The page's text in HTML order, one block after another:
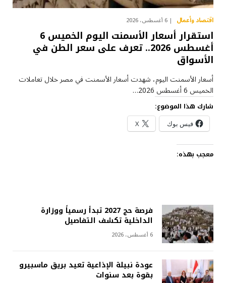
اقتصاد وأعمال 6 أغسطس، 2026
استقرار أسعار الأسمنت اليوم الخميس 6
أغسطس 2026.. تعرف على سعر الطن في
الأسواق
أسعار الأسمنت اليوم، شهدت أسعار الأسمنت في مصر خلال تعاملات
الخميس 6 أغسطس 2026…
شارك هذا الموضوع:
فيس بوك X
معجب بهذه:
فرصة حج 2027 تبدأ رسمياً ووزارة
الداخلية تكشف التفاصيل
6 أغسطس، 2026
عودة نبيلة الإذاعية تعيد بريق ماسبيرو
بقوة بعد سنوات